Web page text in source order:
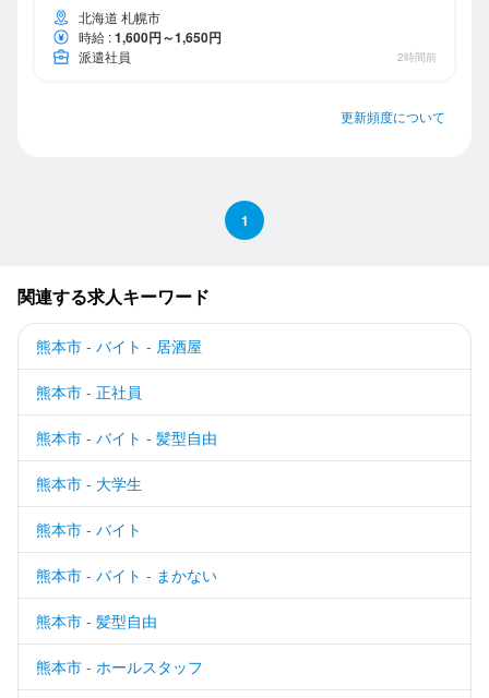
北海道 札幌市
時給 :1,600円～1,650円
派遣社員 2時間前
更新頻度について
1
関連する求人キーワード
熊本市 - バイト - 居酒屋
熊本市 - 正社員
熊本市 - バイト - 髪型自由
熊本市 - 大学生
熊本市 - バイト
熊本市 - バイト - まかない
熊本市 - 髪型自由
熊本市 - ホールスタッフ